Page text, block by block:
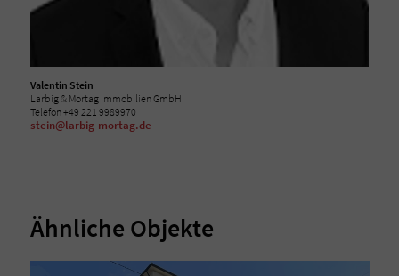
Valentin Stein
Larbig & Mortag Immobilien GmbH
Telefon +49 221 9989970
stein@larbig-mortag.de
Ähnliche Objekte